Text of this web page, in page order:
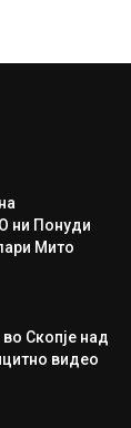
ни Понуди
Мито
Скопје над
видео